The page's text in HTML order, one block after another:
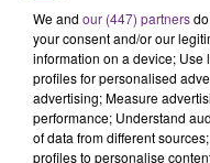
LE MAGASIN
SES PORTES
C'était l'une des
rémois. Le magasin
fermer ses portes.
TITRES
We and our (447) partners
your consent and/or our
information on a device; Use
profiles for personalised
advertising; Measure
performance; Understand
of data from different
profiles to personalise